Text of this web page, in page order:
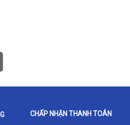
CHẤP NHẬN THANH TOÁN